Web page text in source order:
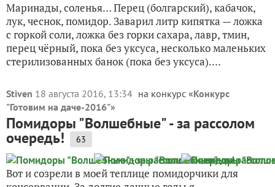
Маринады, соленья… Перец (болгарский), кабачок,
лук, чеснок, помидор. Заварил литр кипятка — ложка
с горкой соли, ложка без горки сахара, лавр, тмин,
перец чёрный, пока без уксуса, несколько маленьких
стерилизованных банок (пока без уксуса)....
Stiven 18 августа 2016, 13:34 на конкурс «Конкурс
"Готовим на даче-2016"»
Помидоры "Волшебные" - за рассолом
очередь! 63
Вот и созрели в моей теплице помидорчики для